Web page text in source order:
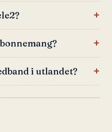
i utlandet?